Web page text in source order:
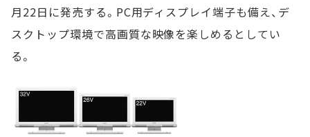
月22日に発売する。PC用ディスプレイ端子も備え、デ
スクトップ環境で高画質な映像を楽しめるとしてい
る。